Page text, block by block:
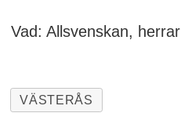
Vad: Allsvenskan, herrar
VÄSTERÅS